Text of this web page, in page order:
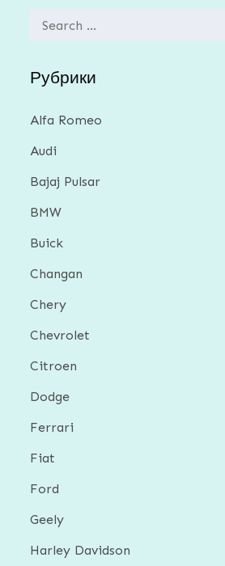
Search
Рубрики
Alfa Romeo
Audi
Bajaj Pulsar
BMW
Buick
Changan
Chery
Chevrolet
Citroen
Dodge
Ferrari
Fiat
Ford
Geely
Harley Davidson